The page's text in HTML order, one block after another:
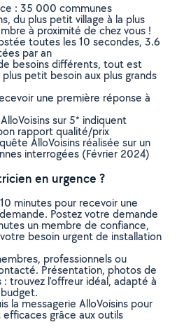
: 35 000 communes
du plus petit village à la plus
à proximité de chez vous !
toutes les 10 secondes, 3.6
par an
besoins différents, tout est
petit besoin aux plus grands
une première réponse à
sur 5* indiquent
rapport qualité/prix
AlloVoisins réalisée sur un
interrogées (Février 2024)
en urgence ?
minutes pour recevoir une
Postez votre demande
un membre de confiance,
besoin urgent de installation
professionnels ou
Présentation, photos de
trouvez l'offreur idéal, adapté à
la messagerie AlloVoisins pour
grâce aux outils